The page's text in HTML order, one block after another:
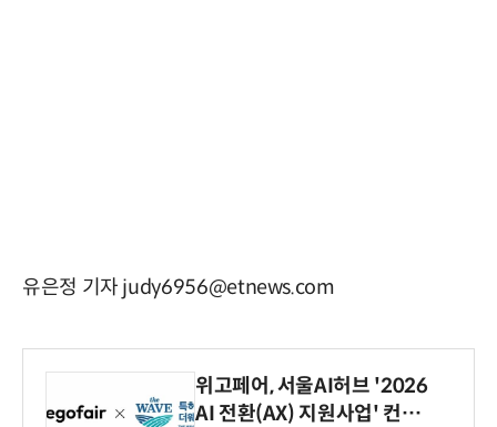
유은정 기자 judy6956@etnews.com
위고페어, 서울AI허브 '2026
AI 전환(AX) 지원사업' 컨소